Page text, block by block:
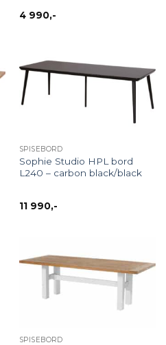
4 990,-
SPISEBORD
Sophie Studio HPL bord
L240 – carbon black/black
11 990,-
SPISEBORD